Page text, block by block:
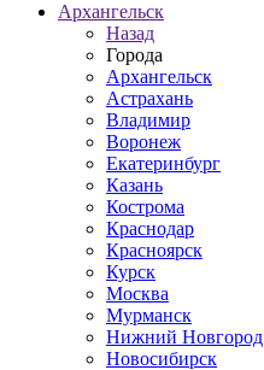
Архангельск
Назад
Города
Архангельск
Астрахань
Владимир
Воронеж
Екатеринбург
Казань
Кострома
Краснодар
Красноярск
Курск
Москва
Мурманск
Нижний Новгород
Новосибирск